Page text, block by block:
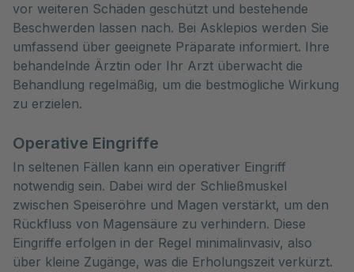
vor weiteren Schäden geschützt und bestehende
Beschwerden lassen nach. Bei Asklepios werden Sie
umfassend über geeignete Präparate informiert. Ihre
behandelnde Ärztin oder Ihr Arzt überwacht die
Behandlung regelmäßig, um die bestmögliche Wirkung
zu erzielen.
Operative Eingriffe
In seltenen Fällen kann ein operativer Eingriff
notwendig sein. Dabei wird der Schließmuskel
zwischen Speiseröhre und Magen verstärkt, um den
Rückfluss von Magensäure zu verhindern. Diese
Eingriffe erfolgen in der Regel minimalinvasiv, also
über kleine Zugänge, was die Erholungszeit verkürzt.